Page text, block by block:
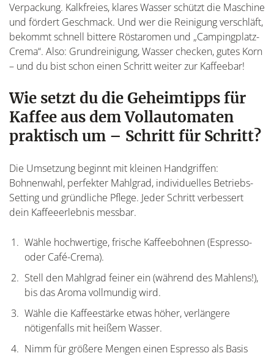
Verpackung. Kalkfreies, klares Wasser schützt die Maschine
und fördert Geschmack. Und wer die Reinigung verschläft,
bekommt schnell bittere Röstaromen und „Campingplatz-
Crema“. Also: Grundreinigung, Wasser checken, gutes Korn
– und du bist schon einen Schritt weiter zur Kaffeebar!
Wie setzt du die Geheimtipps für
Kaffee aus dem Vollautomaten
praktisch um – Schritt für Schritt?
Die Umsetzung beginnt mit kleinen Handgriffen:
Bohnenwahl, perfekter Mahlgrad, individuelles Betriebs-
Setting und gründliche Pflege. Jeder Schritt verbessert
dein Kaffeeerlebnis messbar.
Wähle hochwertige, frische Kaffeebohnen (Espresso-
oder Café-Crema).
Stell den Mahlgrad feiner ein (während des Mahlens!),
bis das Aroma vollmundig wird.
Wähle die Kaffeestärke etwas höher, verlängere
nötigenfalls mit heißem Wasser.
Nimm für größere Mengen einen Espresso als Basis